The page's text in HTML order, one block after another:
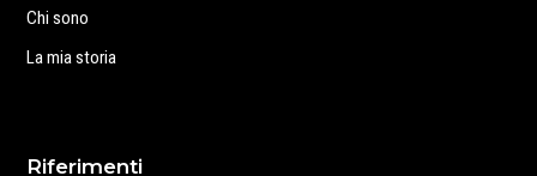
Chi sono
La mia storia
Riferimenti